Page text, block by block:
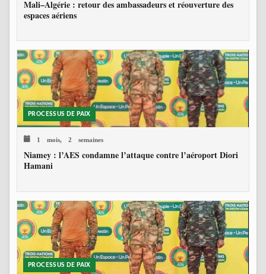
Mali–Algérie : retour des ambassadeurs et réouverture des
espaces aériens
PROCESSUS DE PAIX
1 mois, 2 semaines
Niamey : l’AES condamne l’attaque contre l’aéroport Diori
Hamani
PROCESSUS DE PAIX